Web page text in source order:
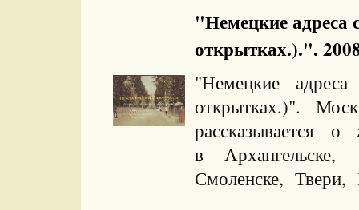
"Немецкие адреса
открытках.).".
"Немецкие
открытках.)".
рассказывается
в
Смоленске, Твери,